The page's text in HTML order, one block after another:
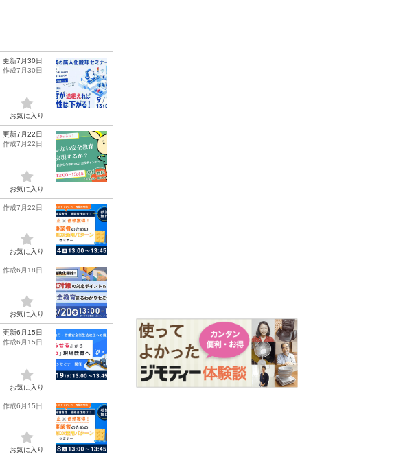
更新7月30日
作成7月30日
お気に入り
更新7月22日
作成7月22日
お気に入り
作成7月22日
お気に入り
作成6月18日
お気に入り
更新6月15日
作成6月15日
お気に入り
作成6月15日
お気に入り